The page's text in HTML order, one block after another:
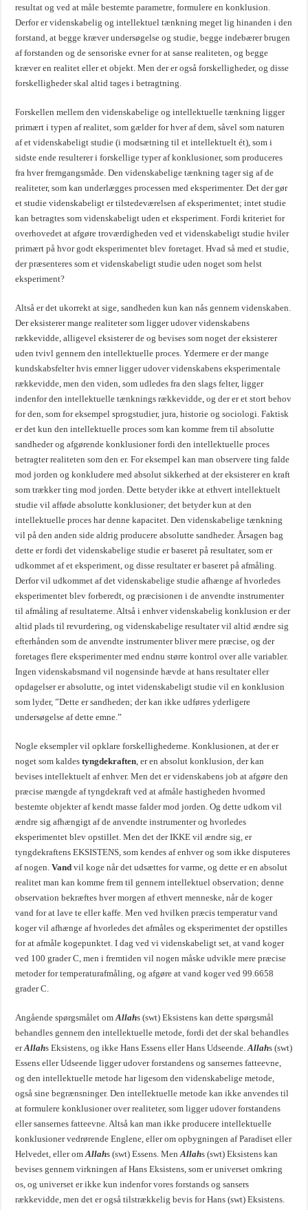
resultat og ved at måle bestemte parametre, formulere en konklusion.
Derfor er videnskabelig og intellektuel tænkning meget lig hinanden i den
forstand, at begge kræver undersøgelse og studie, begge indebærer brugen
af forstanden og de sensoriske evner for at sanse realiteten, og begge
kræver en realitet eller et objekt. Men der er også forskelligheder, og disse
forskelligheder skal altid tages i betragtning.
Forskellen mellem den videnskabelige og intellektuelle tænkning ligger
primært i typen af realitet, som gælder for hver af dem, såvel som naturen
af et videnskabeligt studie (i modsætning til et intellektuelt ét), som i
sidste ende resulterer i forskellige typer af konklusioner, som produceres
fra hver fremgangsmåde. Den videnskabelige tænkning tager sig af de
realiteter, som kan underlægges processen med eksperimenter. Det der gør
et studie videnskabeligt er tilstedeværelsen af eksperimentet; intet studie
kan betragtes som videnskabeligt uden et eksperiment. Fordi kriteriet for
overhovedet at afgøre troværdigheden ved et videnskabeligt studie hviler
primært på hvor godt eksperimentet blev foretaget. Hvad så med et studie,
der præsenteres som et videnskabeligt studie uden noget som helst
eksperiment?
Altså er det ukorrekt at sige, sandheden kun kan nås gennem videnskaben.
Der eksisterer mange realiteter som ligger udover videnskabens
rækkevidde, alligevel eksisterer de og bevises som noget der eksisterer
uden tvivl gennem den intellektuelle proces. Ydermere er der mange
kundskabsfelter hvis emner ligger udover videnskabens eksperimentale
rækkevidde, men den viden, som udledes fra den slags felter, ligger
indenfor den intellektuelle tænknings rækkevidde, og der er et stort behov
for den, som for eksempel sprogstudier, jura, historie og sociologi. Faktisk
er det kun den intellektuelle proces som kan komme frem til absolutte
sandheder og afgørende konklusioner fordi den intellektuelle proces
betragter realiteten som den er. For eksempel kan man observere ting falde
mod jorden og konkludere med absolut sikkerhed at der eksisterer en kraft
som trækker ting mod jorden. Dette betyder ikke at ethvert intellektuelt
studie vil afføde absolutte konklusioner; det betyder kun at den
intellektuelle proces har denne kapacitet. Den videnskabelige tænkning
vil på den anden side aldrig producere absolutte sandheder. Årsagen bag
dette er fordi det videnskabelige studie er baseret på resultater, som er
udkommet af et eksperiment, og disse resultater er baseret på afmåling.
Derfor vil udkommet af det videnskabelige studie afhænge af hvorledes
eksperimentet blev forberedt, og præcisionen i de anvendte instrumenter
til afmåling af resultaterne. Altså i enhver videnskabelig konklusion er der
altid plads til revurdering, og videnskabelige resultater vil altid ændre sig
efterhånden som de anvendte instrumenter bliver mere præcise, og der
foretages flere eksperimenter med endnu større kontrol over alle variabler.
Ingen videnskabsmand vil nogensinde hævde at hans resultater eller
opdagelser er absolutte, og intet videnskabeligt studie vil en konklusion
som lyder, ”Dette er sandheden; der kan ikke udføres yderligere
undersøgelse af dette emne.”
Nogle eksempler vil opklare forskellighederne. Konklusionen, at der er
noget som kaldestyngdekraften, er en absolut konklusion, der kan
bevises intellektuelt af enhver. Men det er videnskabens job at afgøre den
præcise mængde af tyngdekraft ved at afmåle hastigheden hvormed
bestemte objekter af kendt masse falder mod jorden. Og dette udkom vil
ændre sig afhængigt af de anvendte instrumenter og hvorledes
eksperimentet blev opstillet. Men det der IKKE vil ændre sig, er
tyngdekraftens EKSISTENS, som kendes af enhver og som ikke disputeres
af nogen.Vand vil koge når det udsættes for varme, og dette er en absolut
realitet man kan komme frem til gennem intellektuel observation; denne
observation bekræftes hver morgen af ethvert menneske, når de koger
vand for at lave te eller kaffe. Men ved hvilken præcis temperatur vand
koger vil afhænge af hvorledes det afmåles og eksperimentet der opstilles
for at afmåle kogepunktet. I dag ved vi videnskabeligt set, at vand koger
ved 100 grader C, men i fremtiden vil nogen måske udvikle mere præcise
metoder for temperaturafmåling, og afgøre at vand koger ved 99.6658
grader C.
Angående spørgsmålet omAllahs (swt) Eksistens kan dette spørgsmål
behandles gennem den intellektuelle metode, fordi det der skal behandles
erAllahs Eksistens, og ikke Hans Essens eller Hans Udseende.Allahs (swt)
Essens eller Udseende ligger udover forstandens og sansernes fatteevne,
og den intellektuelle metode har ligesom den videnskabelige metode,
også sine begrænsninger. Den intellektuelle metode kan ikke anvendes til
at formulere konklusioner over realiteter, som ligger udover forstandens
eller sansernes fatteevne. Altså kan man ikke producere intellektuelle
konklusioner vedrørende Englene, eller om opbygningen af Paradiset eller
Helvedet, eller omAllahs (swt) Essens. MenAllahs (swt) Eksistens kan
bevises gennem virkningen af Hans Eksistens, som er universet omkring
os, og universet er ikke kun indenfor vores forstands og sansers
rækkevidde, men det er også tilstrækkelig bevis for Hans (swt) Eksistens.